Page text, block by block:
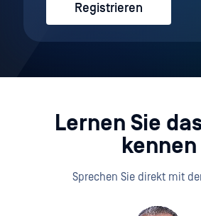
Registrieren
Lernen Sie
kennen
Sprechen Sie direkt mit